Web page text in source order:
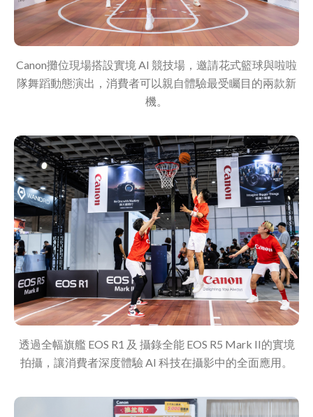
Canon攤位現場搭設實境 AI 競技場，邀請花式籃球與啦啦
隊舞蹈動態演出，消費者可以親自體驗最受矚目的兩款新
機。
透過全幅旗艦 EOS R1 及 攝錄全能 EOS R5 Mark II的實境
拍攝，讓消費者深度體驗 AI 科技在攝影中的全面應用。